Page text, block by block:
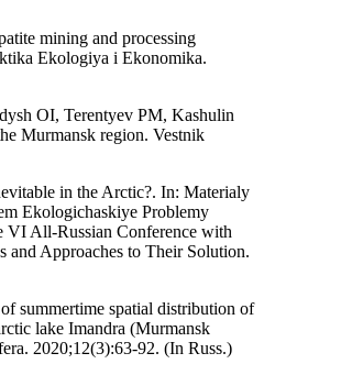
mining and processing
Ekologiya i Ekonomika.
OI, Terentyev PM, Kashulin
Murmansk region. Vestnik
in the Arctic?. In: Materialy
Ekologichaskiye Problemy
VI All-Russian Conference with
and Approaches to Their Solution.
summertime spatial distribution of
lake Imandra (Murmansk
2020;12(3):63-92. (In Russ.)